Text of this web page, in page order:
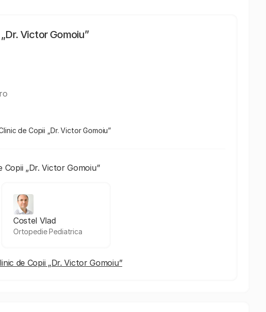
Victor Gomoiu”
de Copii „Dr. Victor Gomoiu”
„Dr. Victor Gomoiu”
Costel Vlad
Ortopedie Pediatrica
de Copii „Dr. Victor Gomoiu”